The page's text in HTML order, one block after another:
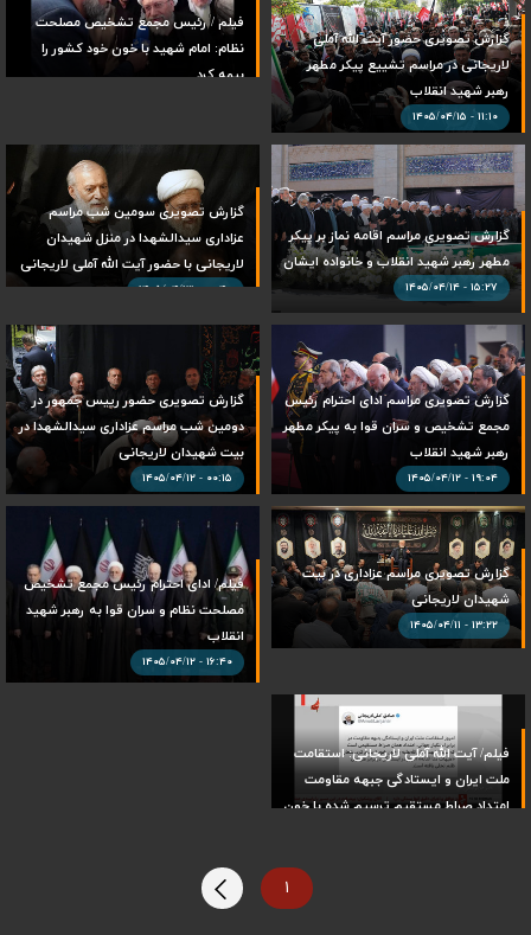
گزارش تصویری حضور آیت الله آملی
لاریجانی در مراسم تشییع پیکر مطهر
رهبر شهید انقلاب
۱۱:۱۰ - ۱۴۰۵/۰۴/۱۵
فیلم / رئیس مجمع تشخیص مصلحت
نظام: امام شهید با خون خود کشور را
بیمه کرد
گزارش تصویری مراسم اقامه نماز بر پیکر
مطهر رهبر شهید انقلاب و خانواده ایشان
۱۵:۲۷ - ۱۴۰۵/۰۴/۱۴
گزارش تصویری سومین شب مراسم
عزاداری سیدالشهدا در منزل شهیدان
لاریجانی با حضور آیت الله آملی لاریجانی
۰۰:۴۰ - ۱۴۰۵/۰۴/۱۳
گزارش تصویری مراسم ادای احترام رئیس
مجمع تشخیص و سران قوا به پیکر مطهر
رهبر شهید انقلاب
۱۹:۰۴ - ۱۴۰۵/۰۴/۱۲
گزارش تصویری حضور رییس جمهور در
دومین شب مراسم عزاداری سیدالشهدا در
بیت شهیدان لاریجانی
۰۰:۱۵ - ۱۴۰۵/۰۴/۱۲
گزارش تصویری مراسم عزاداری در بیت
شهیدان لاریجانی
۱۳:۲۲ - ۱۴۰۵/۰۴/۱۱
فیلم/ ادای احترام رئیس مجمع تشخیص
مصلحت نظام و سران قوا به رهبر شهید
انقلاب
۱۶:۴۰ - ۱۴۰۵/۰۴/۱۲
فیلم/ آیت الله آملی لاریجانی: استقامت
ملت ایران و ایستادگی جبهه مقاومت
امتداد صراط مستقیم ترسیم شده با خون
۱